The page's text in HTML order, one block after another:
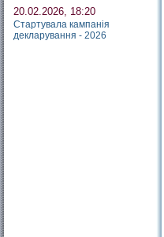
20.02.2026, 18:20
Стартувала кампанія
декларування - 2026